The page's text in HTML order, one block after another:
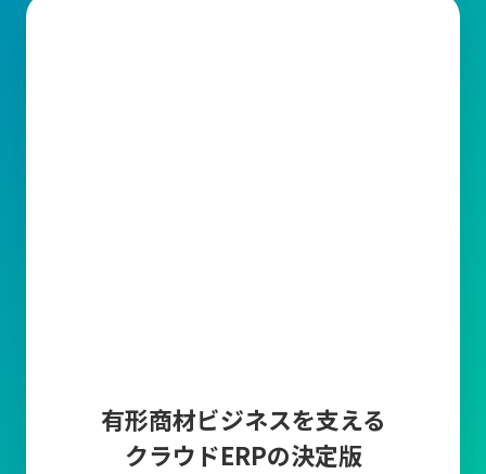
有形商材ビジネスを支える
クラウドERPの決定版